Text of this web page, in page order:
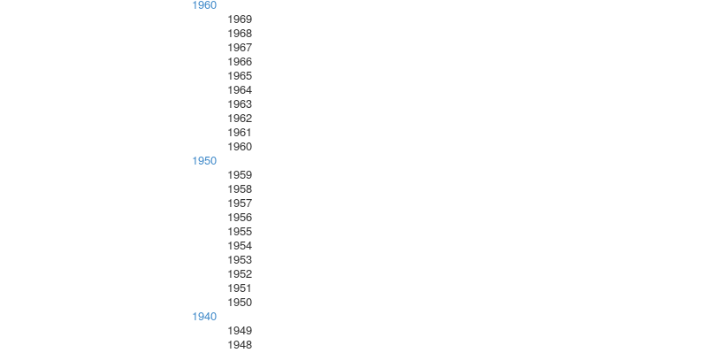
1960
1969
1968
1967
1966
1965
1964
1963
1962
1961
1960
1950
1959
1958
1957
1956
1955
1954
1953
1952
1951
1950
1940
1949
1948